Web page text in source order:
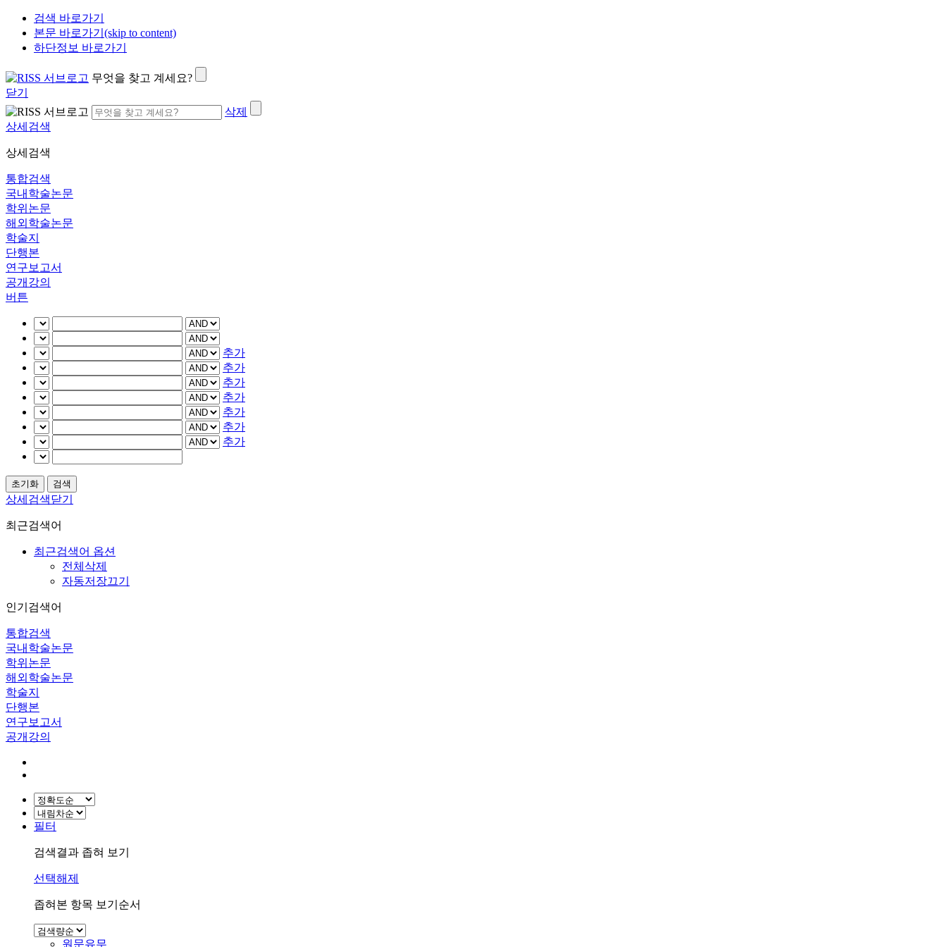
검색 바로가기
본문 바로가기(skip to content)
하단정보 바로가기
무엇을 찾고 계세요?
닫기
삭제
상세검색
상세검색
통합검색
국내학술논문
학위논문
해외학술논문
학술지
단행본
연구보고서
공개강의
버튼
추가
추가
추가
추가
추가
추가
추가
상세검색닫기
최근검색어
최근검색어 옵션
전체삭제
자동저장끄기
인기검색어
통합검색
국내학술논문
학위논문
해외학술논문
학술지
단행본
연구보고서
공개강의
필터
검색결과 좁혀 보기
선택해제
좁혀본 항목 보기순서
원문유무